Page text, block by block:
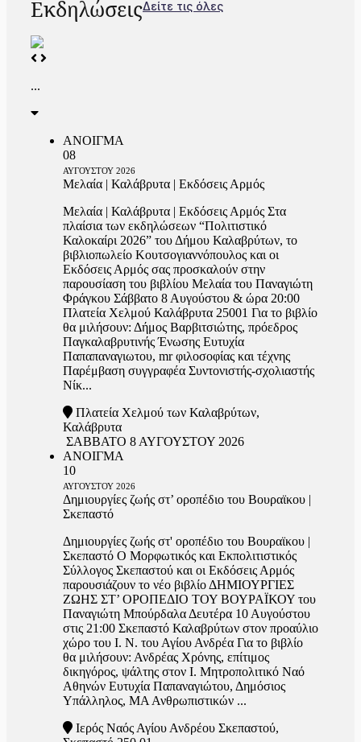
ΕκδηλώσειςΔείτε τις όλες
...
ΑΝΟΙΓΜΑ
08
ΑΥΓΟΥΣΤΟΥ 2026
Μελαία | Καλάβρυτα | Εκδόσεις Αρμός
Μελαία | Καλάβρυτα | Εκδόσεις Αρμός Στα
πλαίσια των εκδηλώσεων “Πολιτιστικό
Καλοκαίρι 2026” του Δήμου Καλαβρύτων, το
βιβλιοπωλείο Κουτσογιαννόπουλος και οι
Εκδόσεις Αρμός σας προσκαλούν στην
παρουσίαση του βιβλίου Μελαία του Παναγιώτη
Φράγκου Σάββατο 8 Αυγούστου & ώρα 20:00
Πλατεία Χελμού Καλάβρυτα 25001 Για το βιβλίο
θα μιλήσουν: Δήμος Βαρβιτσιώτης, πρόεδρος
Παγκαλαβρυτινής Ένωσης Ευτυχία
Παπαπαναγιωτου, mr φιλοσοφίας και τέχνης
Παρέμβαση συγγραφέα Συντονιστής-σχολιαστής
Νίκ...
Πλατεία Χελμού των Καλαβρύτων,
Καλάβρυτα
ΣΑΒΒΑΤΟ 8 ΑΥΓΟΥΣΤΟΥ 2026
ΑΝΟΙΓΜΑ
10
ΑΥΓΟΥΣΤΟΥ 2026
Δημιουργίες ζωής στ’ οροπέδιο του Βουραϊκου |
Σκεπαστό
Δημιουργίες ζωής στ' οροπέδιο του Βουραϊκου |
Σκεπαστό Ο Μορφωτικός και Εκπολιτιστικός
Σύλλογος Σκεπαστού και οι Εκδόσεις Αρμός
παρουσιάζουν το νέο βιβλίο ΔΗΜΙΟΥΡΓΙΕΣ
ΖΩΗΣ ΣΤ’ ΟΡΟΠΕΔΙΟ ΤΟΥ ΒΟΥΡΑΪΚΟΥ του
Παναγιώτη Μπούρδαλα Δευτέρα 10 Αυγούστου
στις 21:00 Σκεπαστό Καλαβρύτων στον προαύλιο
χώρο του Ι. Ν. του Αγίου Ανδρέα Για το βιβλίο
θα μιλήσουν: Ανδρέας Χρόνης, επίτιμος
δικηγόρος, ψάλτης στον Ι. Μητροπολιτικό Ναό
Αθηνών Ευτυχία Παπαναγιώτου, Δημόσιος
Υπάλληλος, ΜΑ Ανθρωπιστικών ...
Ιερός Ναός Αγίου Ανδρέου Σκεπαστού,